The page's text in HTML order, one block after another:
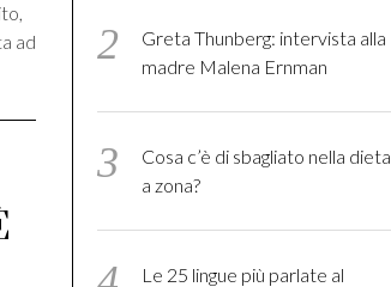
ad
Greta Thunberg: intervista alla
madre Malena Ernman
Cosa c’è di sbagliato nella dieta
a zona?
Le 25 lingue più parlate al